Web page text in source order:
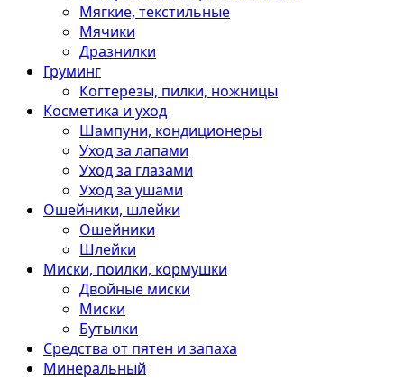
Мягкие, текстильные
Мячики
Дразнилки
Груминг
Когтерезы, пилки, ножницы
Косметика и уход
Шампуни, кондиционеры
Уход за лапами
Уход за глазами
Уход за ушами
Ошейники, шлейки
Ошейники
Шлейки
Миски, поилки, кормушки
Двойные миски
Миски
Бутылки
Средства от пятен и запаха
Минеральный